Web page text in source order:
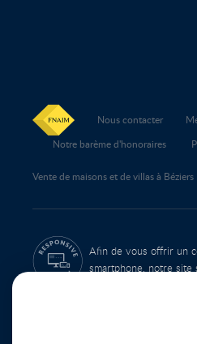
Nous contacter
Notre barème d'honoraires
Vente de maisons et de villas à Béziers
Afin de vous offrir un
smartphone, notre site